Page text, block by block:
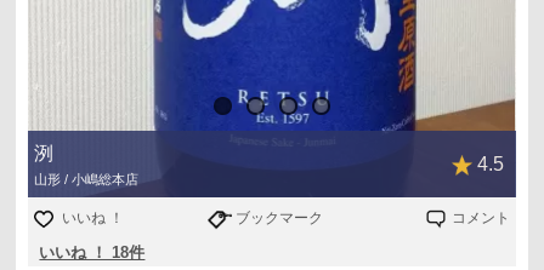
山田錦 50％
+9 1.6 1.0 17° 15/5 A
1800 3240
洌
山形 / 小嶋総本店
4.5
いいね ！ ブックマーク コメント
いいね ！ 18件